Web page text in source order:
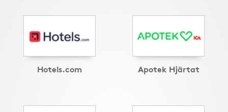
Hotels.com Apotek Hjärtat